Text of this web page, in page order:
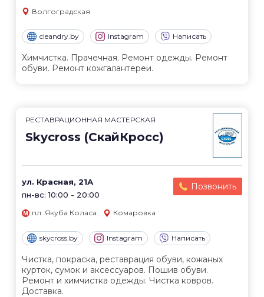
Волгоградская
cleandry.by Instagram Написать
Химчистка. Прачечная. Ремонт одежды. Ремонт
обуви. Ремонт кожгалантереи.
РЕСТАВРАЦИОННАЯ МАСТЕРСКАЯ
Skycross (СкайКросс)
ул. Красная, 21А
пн-вс: 10:00 - 20:00
Позвонить
пл. Якуба Коласа Комаровка
skycross.by Instagram Написать
Чистка, покраска, реставрация обуви, кожаных
курток, сумок и аксессуаров. Пошив обуви.
Ремонт и химчистка одежды. Чистка ковров.
Доставка.